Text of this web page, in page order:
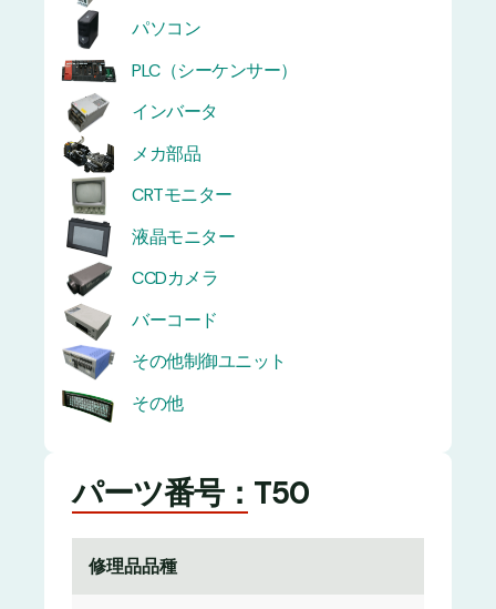
パソコン
PLC（シーケンサー）
インバータ
メカ部品
CRTモニター
液晶モニター
CCDカメラ
バーコード
その他制御ユニット
その他
パーツ番号：T50
修理品品種